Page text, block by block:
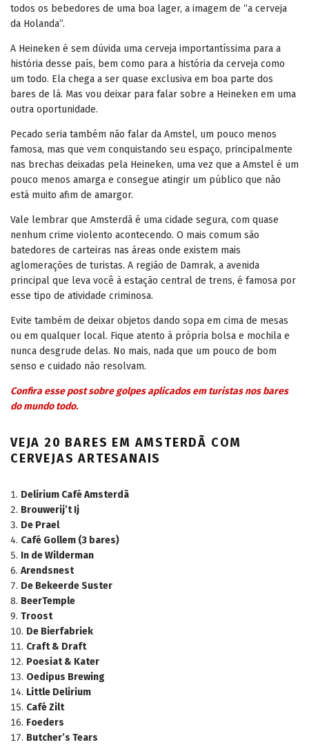
todos os bebedores de uma boa lager, a imagem de “a cerveja
da Holanda”.
A Heineken é sem dúvida uma cerveja importantíssima para a
história desse país, bem como para a história da cerveja como
um todo. Ela chega a ser quase exclusiva em boa parte dos
bares de lá. Mas vou deixar para falar sobre a Heineken em uma
outra oportunidade.
Pecado seria também não falar da Amstel, um pouco menos
famosa, mas que vem conquistando seu espaço, principalmente
nas brechas deixadas pela Heineken, uma vez que a Amstel é um
pouco menos amarga e consegue atingir um público que não
está muito afim de amargor.
Vale lembrar que Amsterdã é uma cidade segura, com quase
nenhum crime violento acontecendo. O mais comum são
batedores de carteiras nas áreas onde existem mais
aglomerações de turistas. A região de Damrak, a avenida
principal que leva você à estação central de trens, é famosa por
esse tipo de atividade criminosa.
Evite também de deixar objetos dando sopa em cima de mesas
ou em qualquer local. Fique atento à própria bolsa e mochila e
nunca desgrude delas. No mais, nada que um pouco de bom
senso e cuidado não resolvam.
Confira esse post sobre golpes aplicados em turistas nos bares
do mundo todo.
VEJA 20 BARES EM AMSTERDÃ COM
CERVEJAS ARTESANAIS
Delirium Café Amsterdã
Brouwerij’t Ij
De Prael
Café Gollem (3 bares)
In de Wilderman
Arendsnest
De Bekeerde Suster
BeerTemple
Troost
De Bierfabriek
Craft & Draft
Poesiat & Kater
Oedipus Brewing
Little Delirium
Café Zilt
Foeders
Butcher’s Tears